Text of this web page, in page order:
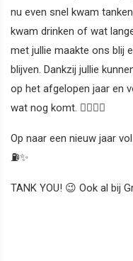
nu even snel kwam
kwam drinken of wat
met jullie maakte ons blij
blijven. Dankzij jullie
op het afgelopen jaar en
wat nog komt. ❤️‍🔥🚗💨
Op naar een nieuw jaar
⛽✨
TANK YOU! 😉 Ook al bij